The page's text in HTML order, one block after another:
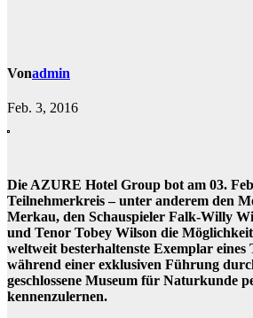
Vonadmin
Feb. 3, 2016
Die AZURE Hotel Group bot am 03.
Teilnehmerkreis – unter anderem den
Merkau, den Schauspieler Falk-Willy
und Tenor Tobey Wilson die
weltweit besterhaltenste Exemplar eines
während einer exklusiven Führung
geschlossene Museum für Naturkunde
kennenzulernen.